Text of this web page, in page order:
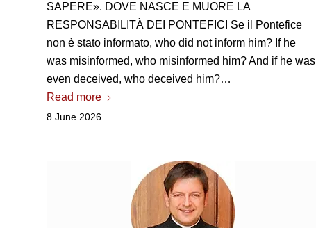
SAPERE». DOVE NASCE E MUORE LA
RESPONSABILITÀ DEI PONTEFICI Se il Pontefice
non è stato informato, who did not inform him? If he
was misinformed, who misinformed him? And if he was
even deceived, who deceived him?…
Read more
8 June 2026